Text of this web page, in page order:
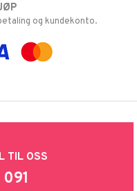
og kundekonto.
TIL OSS